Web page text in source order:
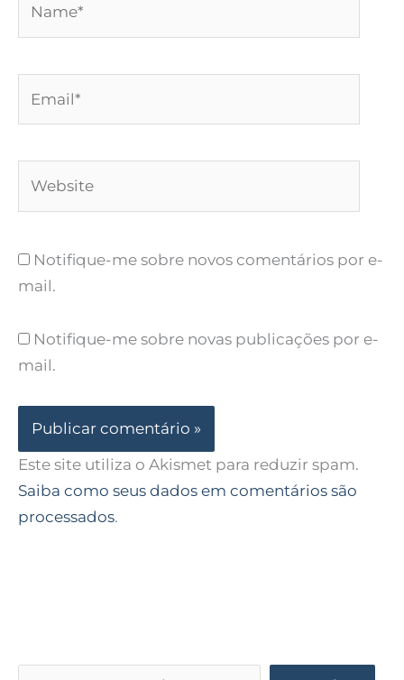
Notifique-me sobre novos comentários por e-
mail.
Notifique-me sobre novas publicações por e-
mail.
Este site utiliza o Akismet para reduzir spam.
Saiba como seus dados em comentários são
processados.